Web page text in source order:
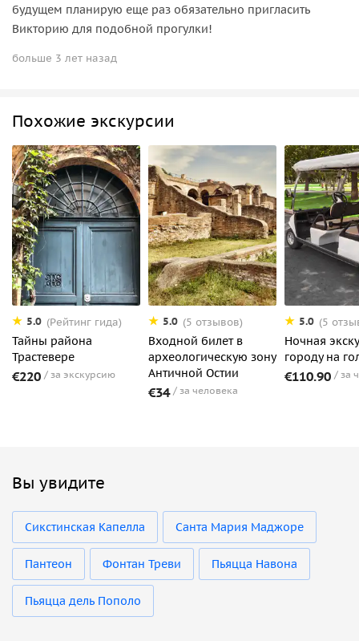
будущем планирую еще раз обязательно пригласить
Викторию для подобной прогулки!
больше 3 лет назад
Похожие экскурсии
5.0 (Рейтинг гида)
Тайны района
Трастевере
€220 за экскурсию
5.0 (5 отзывов)
Входной билет в
археологическую зону
Античной Остии
€34 за человека
5.0 (5
Ночная
городу на
€110.90 за
Вы увидите
Сикстинская Капелла Санта Мария Маджоре
Пантеон Фонтан Треви Пьяцца Навона
Пьяцца дель Пополо